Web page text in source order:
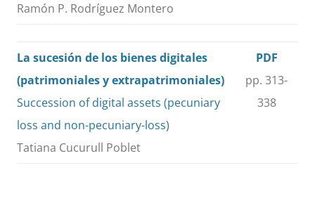
Ramón P. Rodríguez Montero
La sucesión de los bienes digitales
(patrimoniales y extrapatrimoniales)
Succession of digital assets (pecuniary
loss and non-pecuniary-loss)
Tatiana Cucurull Poblet
PDF
pp. 313-
338